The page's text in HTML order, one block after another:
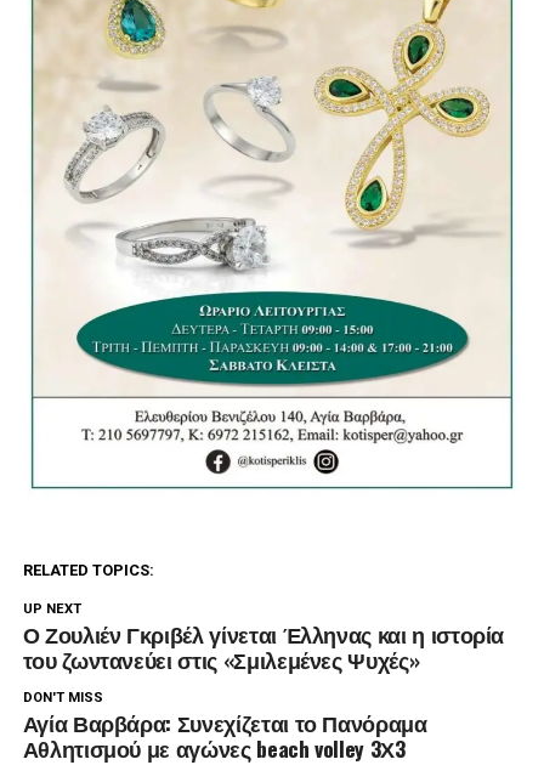
RELATED TOPICS:
UP NEXT
Ο Ζουλιέν Γκριβέλ γίνεται Έλληνας και η ιστορία
του ζωντανεύει στις «Σμιλεμένες Ψυχές»
DON'T MISS
Αγία Βαρβάρα: Συνεχίζεται το Πανόραμα
Αθλητισμού με αγώνες beach volley 3Χ3